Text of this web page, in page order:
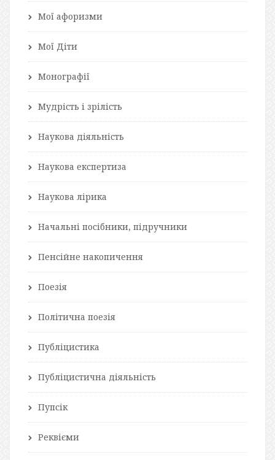
Мої афоризми
Мої Діти
Монографії
Мудрість і зрілість
Наукова діяльність
Наукова експертиза
Наукова лірика
Начальні посібники, підручники
Пенсійне накопичення
Поезія
Політична поезія
Публіцистика
Публіцистична діяльність
Пупсік
Реквієми